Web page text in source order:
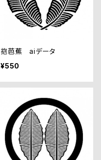
抱芭蕉 aiデータ
¥550